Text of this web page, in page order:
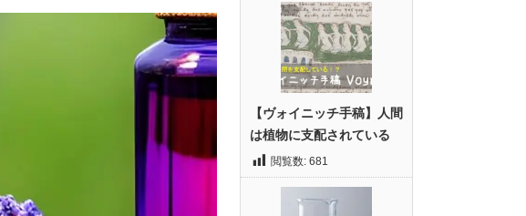
【ヴォイニッチ手稿】人間
は植物に支配されている
閲覧数: 681